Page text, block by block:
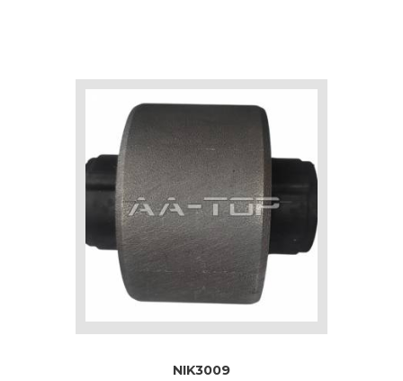
NIK3009